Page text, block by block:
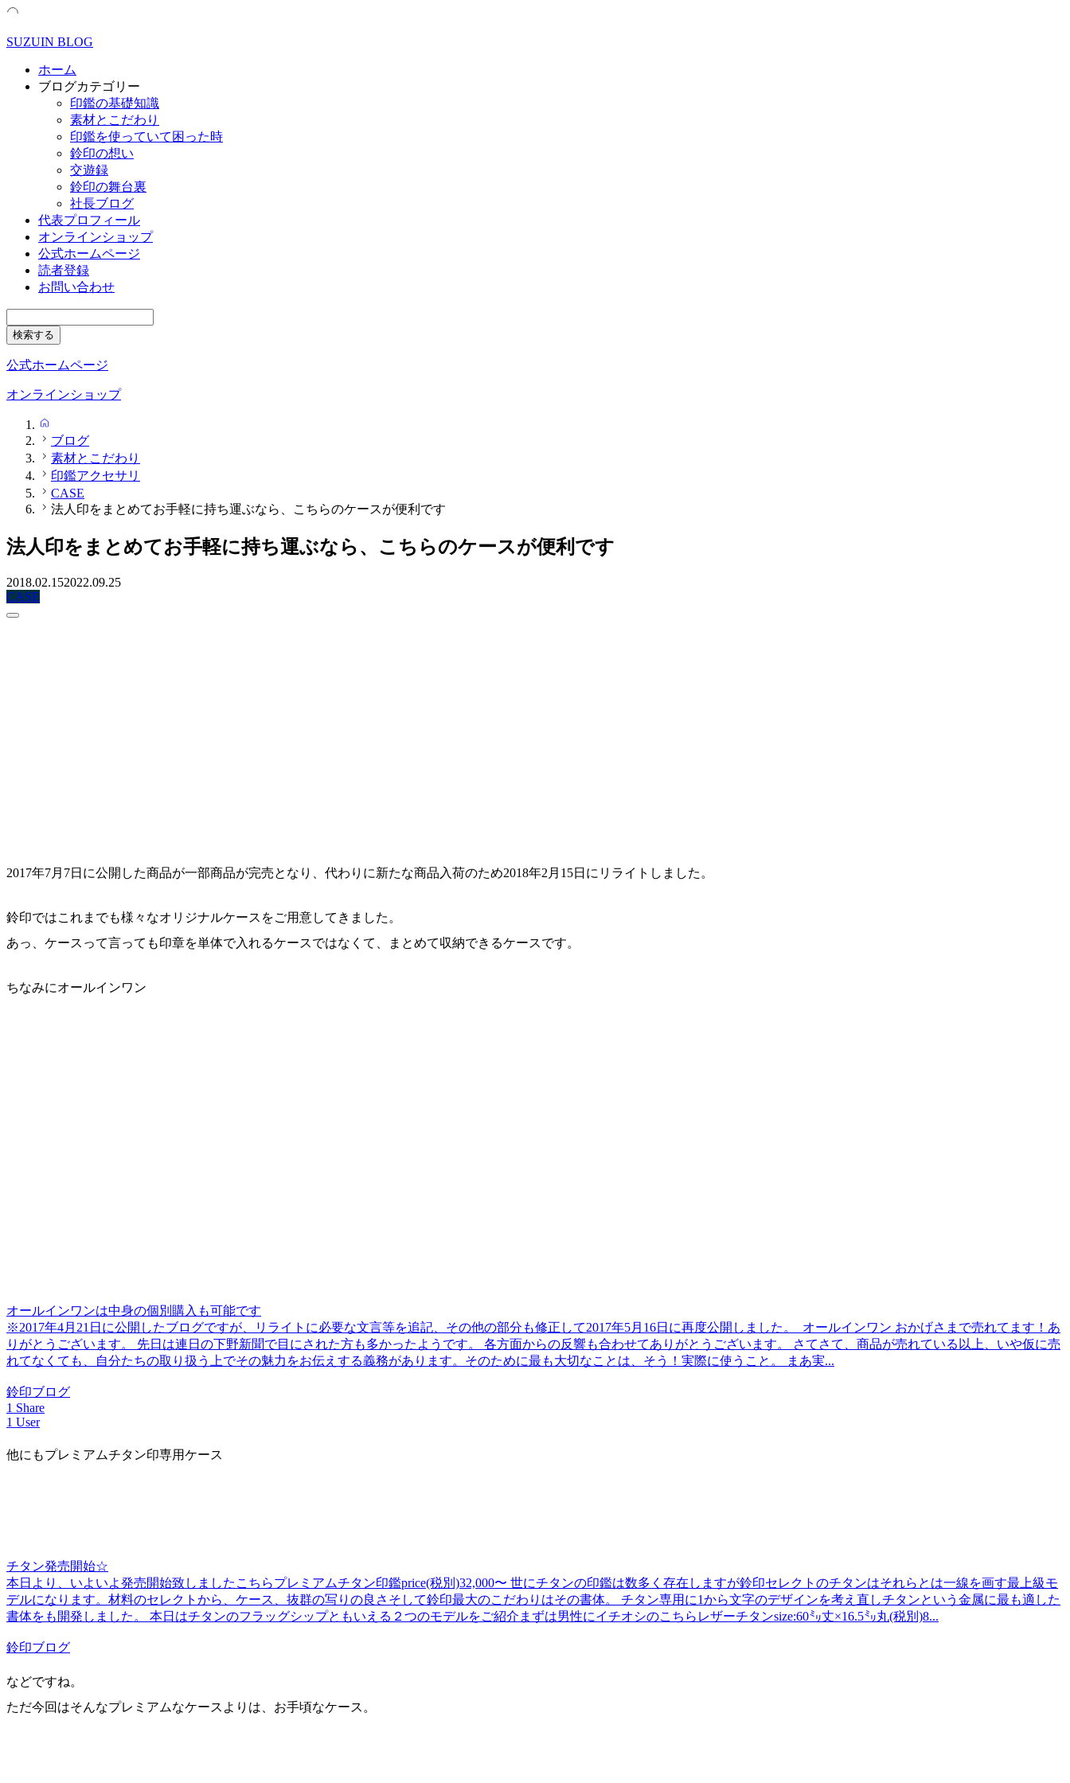
SUZUIN BLOG
ホーム
ブログカテゴリー
印鑑の基礎知識
素材とこだわり
印鑑を使っていて困った時
鈴印の想い
交遊録
鈴印の舞台裏
社長ブログ
代表プロフィール
オンラインショップ
公式ホームページ
読者登録
お問い合わせ
公式ホームページ
オンラインショップ
ブログ
素材とこだわり
印鑑アクセサリ
CASE
法人印をまとめてお手軽に持ち運ぶなら、こちらのケースが便利です
法人印をまとめてお手軽に持ち運ぶなら、こちらのケースが便利です
2018.02.152022.09.25
CASE
2017年7月7日に公開した商品が一部商品が完売となり、代わりに新たな商品入荷のため2018年2月15日にリライトしました。
鈴印ではこれまでも様々なオリジナルケースをご用意してきました。
あっ、ケースって言っても印章を単体で入れるケースではなくて、まとめて収納できるケースです。
ちなみにオールインワン
オールインワンは中身の個別購入も可能です
※2017年4月21日に公開したブログですが、リライトに必要な文言等を追記、その他の部分も修正して2017年5月16日に再度公開しました。 オールインワン おかげさまで売れてます！あ
りがとうございます。 先日は連日の下野新聞で目にされた方も多かったようです。 各方面からの反響も合わせてありがとうございます。 さてさて、商品が売れている以上、いや仮に売
れてなくても、自分たちの取り扱う上でその魅力をお伝えする義務があります。そのために最も大切なことは、そう！実際に使うこと。 まあ実...
鈴印ブログ
1 Share
1 User
他にもプレミアムチタン印専用ケース
チタン発売開始☆
本日より、いよいよ発売開始致しましたこちらプレミアムチタン印鑑price(税別)32,000〜 世にチタンの印鑑は数多く存在しますが鈴印セレクトのチタンはそれらとは一線を画す最上級モ
デルになります。材料のセレクトから、ケース、抜群の写りの良さそして鈴印最大のこだわりはその書体。 チタン専用に1から文字のデザインを考え直しチタンという金属に最も適した
書体をも開発しました。 本日はチタンのフラッグシップともいえる２つのモデルをご紹介まずは男性にイチオシのこちらレザーチタンsize:60㍉丈×16.5㍉丸(税別)8...
鈴印ブログ
などですね。
ただ今回はそんなプレミアムなケースよりは、お手頃なケース。